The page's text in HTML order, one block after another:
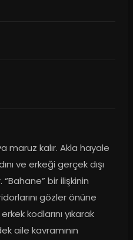
maruz kalır. Akla hayale
ve erkeği gerçek dışı
bir ilişkinin
gözler önüne
kodlarını yıkarak
aile kavramının